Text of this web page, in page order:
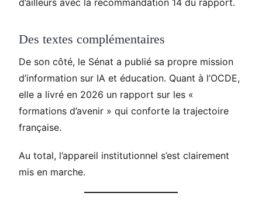
d’ailleurs avec la recommandation 14 du rapport.
Des textes complémentaires
De son côté, le Sénat a publié sa propre mission
d’information sur IA et éducation. Quant à l’OCDE,
elle a livré en 2026 un rapport sur les «
formations d’avenir » qui conforte la trajectoire
française.
Au total, l’appareil institutionnel s’est clairement
mis en marche.